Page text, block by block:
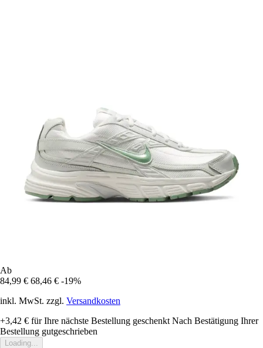
Ab
84,99 € 68,46 € -19%
inkl. MwSt. zzgl. Versandkosten
+3,42 € für Ihre nächste Bestellung geschenkt Nach Bestätigung Ihrer
Bestellung gutgeschrieben
Loading...